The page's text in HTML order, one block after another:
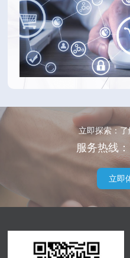
立即探索：
服务热线：
立即